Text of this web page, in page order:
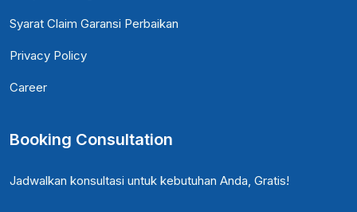
Syarat Claim Garansi Perbaikan
Privacy Policy
Career
Booking Consultation
Jadwalkan konsultasi untuk kebutuhan Anda, Gratis!